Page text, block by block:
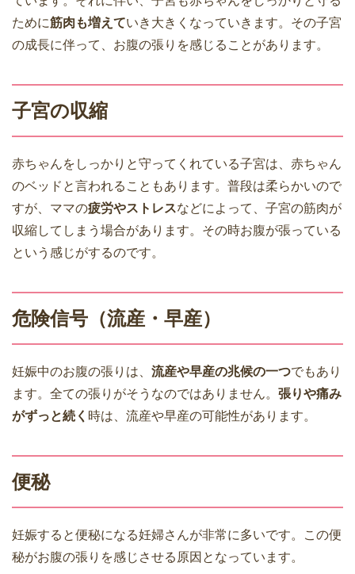
ために筋肉も増えていき大きくなっていきます。その子宮
の成長に伴って、お腹の張りを感じることがあります。
子宮の収縮
赤ちゃんをしっかりと守ってくれている子宮は、赤ちゃん
のベッドと言われることもあります。普段は柔らかいので
すが、ママの疲労やストレスなどによって、子宮の筋肉が
収縮してしまう場合があります。その時お腹が張っている
という感じがするのです。
危険信号（流産・早産）
妊娠中のお腹の張りは、 流産や早産の兆候の一つでもあり
ます。全ての張りがそうなのではありません。 張りや痛み
がずっと続く 時は、流産や早産の可能性があります。
便秘
妊娠すると便秘になる妊婦さんが非常に多いです。この便
秘がお腹の張りを感じさせる原因となっています。